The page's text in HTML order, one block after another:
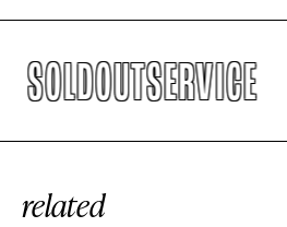
related